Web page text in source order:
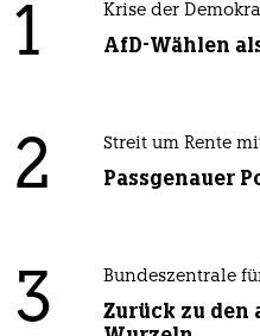
1 Krise der
AfD-Wählen
2 Streit um Rente
Passgenauer
3 Bundeszentrale
Zurück zu